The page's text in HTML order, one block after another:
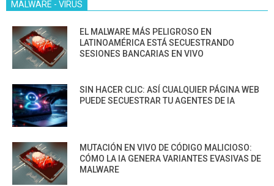
MALWARE - VIRUS
EL MALWARE MÁS PELIGROSO EN
LATINOAMÉRICA ESTÁ SECUESTRANDO
SESIONES BANCARIAS EN VIVO
SIN HACER CLIC: ASÍ CUALQUIER PÁGINA WEB
PUEDE SECUESTRAR TU AGENTES DE IA
MUTACIÓN EN VIVO DE CÓDIGO MALICIOSO:
CÓMO LA IA GENERA VARIANTES EVASIVAS DE
MALWARE